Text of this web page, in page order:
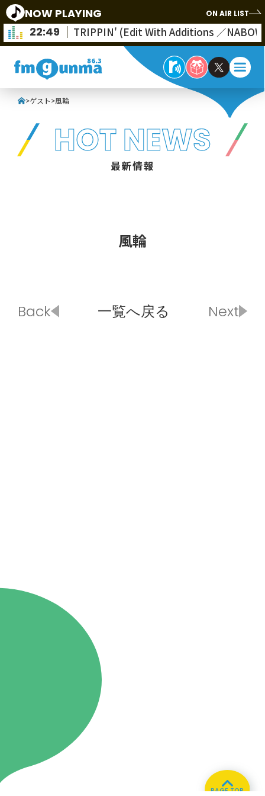
NOW PLAYING ON AIR LIST
22:49 TRIPPIN' (Edit With Additions ／
>ゲスト>風輪
HOT NEWS
最新情報
風輪
Back 一覧へ戻る Next
PAGE TOP